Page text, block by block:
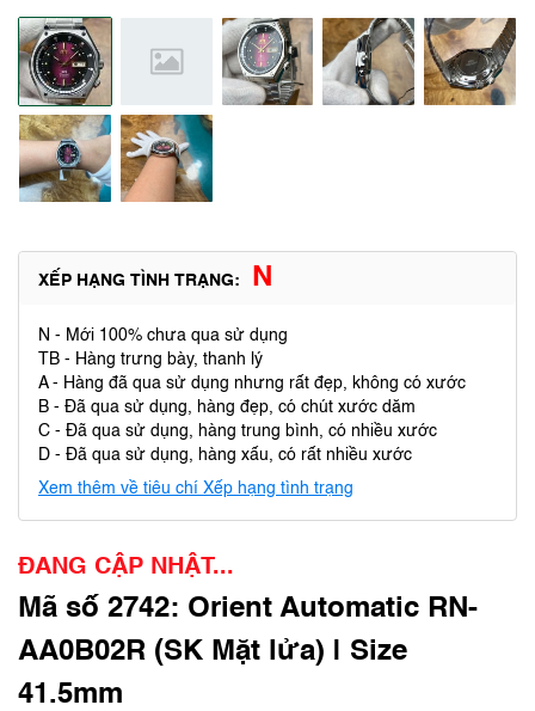
XẾP HẠNG TÌNH TRẠNG: N
N - Mới 100% chưa qua sử dụng
TB - Hàng trưng bày, thanh lý
A - Hàng đã qua sử dụng nhưng rất đẹp, không có xước
B - Đã qua sử dụng, hàng đẹp, có chút xước dăm
C - Đã qua sử dụng, hàng trung bình, có nhiều xước
D - Đã qua sử dụng, hàng xấu, có rất nhiều xước
Xem thêm về tiêu chí Xếp hạng tình trạng
ĐANG CẬP NHẬT...
Mã số 2742: Orient Automatic RN-
AA0B02R (SK Mặt lửa) | Size
41.5mm